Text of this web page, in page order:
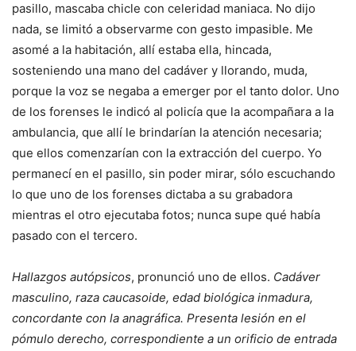
pasillo, mascaba chicle con celeridad maniaca. No dijo
nada, se limitó a observarme con gesto impasible. Me
asomé a la habitación, allí estaba ella, hincada,
sosteniendo una mano del cadáver y llorando, muda,
porque la voz se negaba a emerger por el tanto dolor. Uno
de los forenses le indicó al policía que la acompañara a la
ambulancia, que allí le brindarían la atención necesaria;
que ellos comenzarían con la extracción del cuerpo. Yo
permanecí en el pasillo, sin poder mirar, sólo escuchando
lo que uno de los forenses dictaba a su grabadora
mientras el otro ejecutaba fotos; nunca supe qué había
pasado con el tercero.
Hallazgos autópsicos, pronunció uno de ellos. Cadáver
masculino, raza caucasoide, edad biológica inmadura,
concordante con la anagráfica. Presenta lesión en el
pómulo derecho, correspondiente a un orificio de entrada